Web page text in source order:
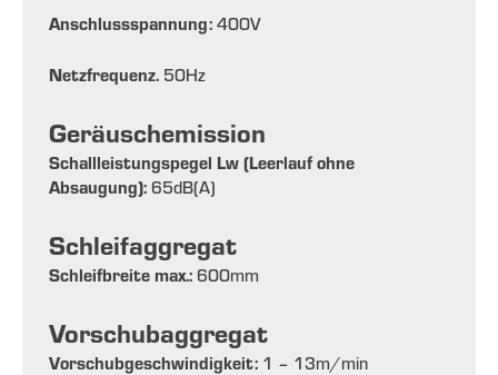
Anschlussspannung: 400V
Netzfrequenz. 50Hz
Geräuschemission
Schallleistungspegel Lw (Leerlauf ohne
Absaugung): 65dB(A)
Schleifaggregat
Schleifbreite max.: 600mm
Vorschubaggregat
Vorschubgeschwindigkeit: 1 – 13m/min